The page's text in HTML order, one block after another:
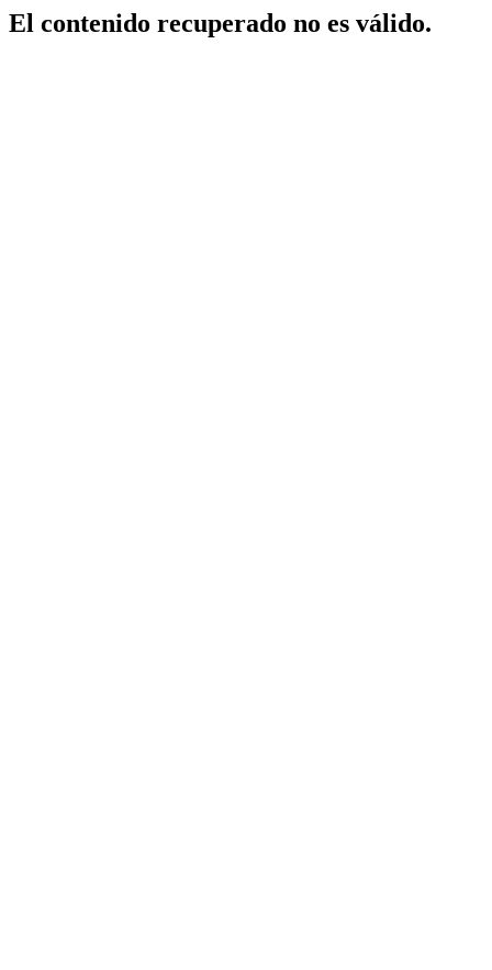
El contenido recuperado no es válido.